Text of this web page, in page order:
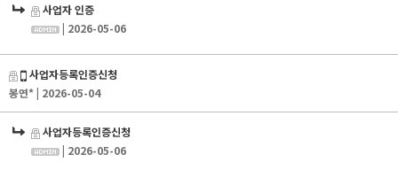
사업자 인증
| 2026-05-06
사업자등록인증신청
봉연*| 2026-05-04
사업자등록인증신청
| 2026-05-06